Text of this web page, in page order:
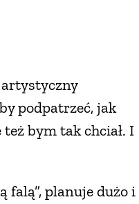
podpatrzeć, jak
bym tak chciał. I
falą”, planuje dużo i